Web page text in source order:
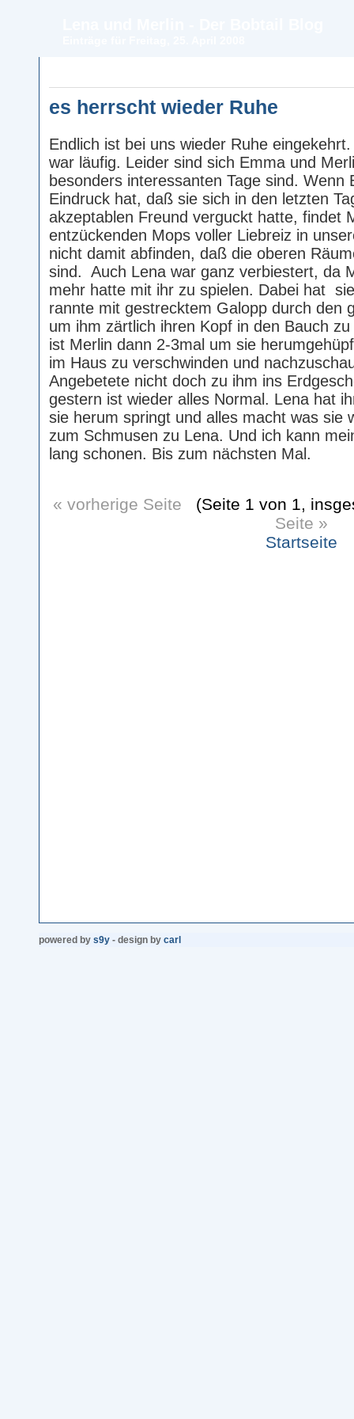
es herrscht wieder Ruhe
Endlich ist bei uns wieder Ruhe
war läufig. Leider sind sich Emma und
besonders interessanten Tage sind. Wenn
Eindruck hat, daß sie sich in den letzten
akzeptablen Freund verguckt hatte, findet
entzückenden Mops voller Liebreiz in
nicht damit abfinden, daß die oberen
sind. Auch Lena war ganz verbiestert, da
mehr hatte mit ihr zu spielen. Dabei hat
rannte mit gestrecktem Galopp durch den
um ihm zärtlich ihren Kopf in den Bauch
ist Merlin dann 2-3mal um sie
im Haus zu verschwinden und
Angebetete nicht doch zu ihm ins
gestern ist wieder alles Normal. Lena hat
sie herum springt und alles macht was sie
zum Schmusen zu Lena. Und ich kann
lang schonen. Bis zum nächsten Mal.
« vorherige Seite (Seite 1 von 1,
Seite »
Startseite
powered by s9y - design by carl